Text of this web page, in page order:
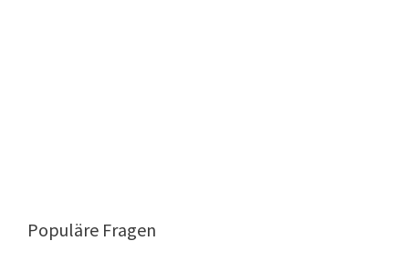
Populäre Fragen